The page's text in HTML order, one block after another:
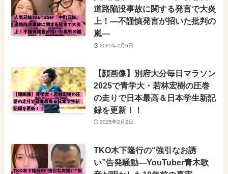
道路陥没事故に関する発言で大炎
上！—不謹慎発言が招いた批判の
嵐—
2025年2月6日
【顔画像】別府大分毎日マラソン
2025で青学大・若林宏樹の圧巻
の走りで日本最高＆日本学生新記
録を更新！！
2025年2月2日
TKO木下隆行の“強引なお誘
い”告発騒動―YouTuber青木歌